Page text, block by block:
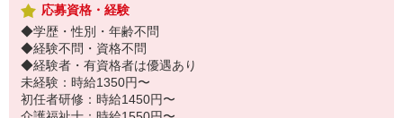
応募資格・経験
◆学歴・性別・年齢不問
◆経験不問・資格不問
◆経験者・有資格者は優遇あり
未経験：時給1350円〜
初任者研修：時給1450円〜